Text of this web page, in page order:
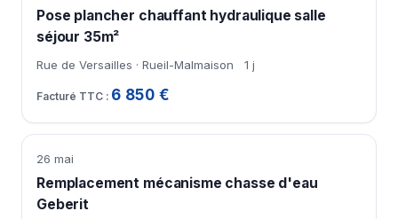
Pose plancher chauffant hydraulique salle
séjour 35m²
Rue de Versailles · Rueil-Malmaison 1 j
6 850 €
26 mai
Remplacement mécanisme chasse d'eau
Geberit